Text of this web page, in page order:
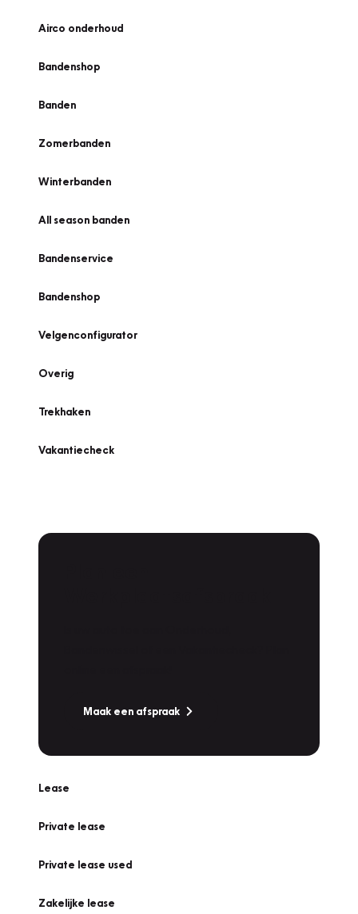
Airco onderhoud
Bandenshop
Banden
Zomerbanden
Winterbanden
All season banden
Bandenservice
Bandenshop
Velgenconfigurator
Overig
Trekhaken
Vakantiecheck
Maak een afspraak
Lease
Private lease
Private lease used
Zakelijke lease